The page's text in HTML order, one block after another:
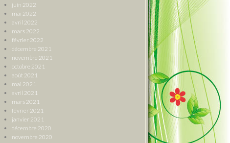
juin 2022
mai 2022
avril 2022
mars 2022
février 2022
décembre 2021
novembre 2021
octobre 2021
août 2021
mai 2021
avril 2021
mars 2021
février 2021
janvier 2021
décembre 2020
novembre 2020